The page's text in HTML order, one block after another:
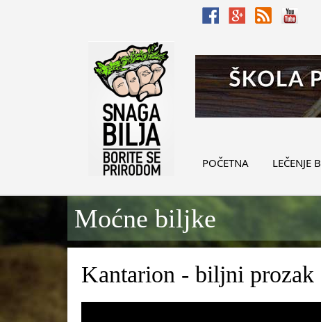
POČETNA LEČENJE
Moćne biljke
Kantarion - biljni prozak